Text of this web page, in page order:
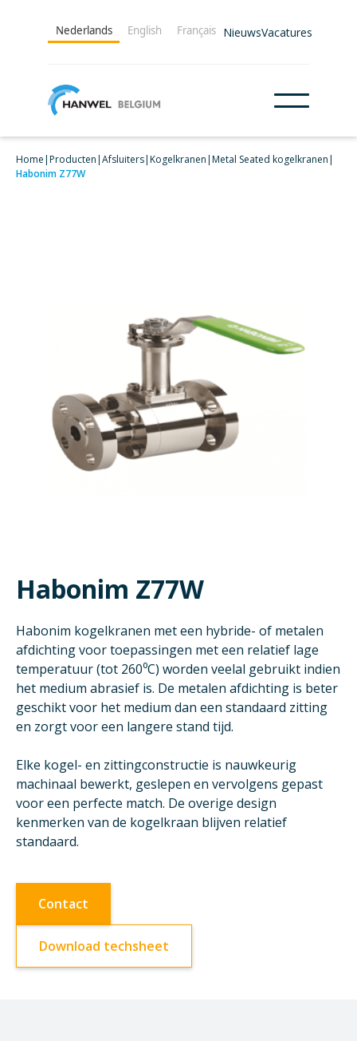
Nederlands English Français NieuwsVacatures
Home|Producten|Afsluiters|Kogelkranen|Metal Seated kogelkranen|
Habonim Z77W
Habonim Z77W
Habonim kogelkranen met een hybride- of metalen
afdichting voor toepassingen met een relatief lage
temperatuur (tot 260⁰C) worden veelal gebruikt indien
het medium abrasief is. De metalen afdichting is beter
geschikt voor het medium dan een standaard zitting
en zorgt voor een langere stand tijd.
Elke kogel- en zittingconstructie is nauwkeurig
machinaal bewerkt, geslepen en vervolgens gepast
voor een perfecte match. De overige design
kenmerken van de kogelkraan blijven relatief
standaard.
Contact
Download techsheet